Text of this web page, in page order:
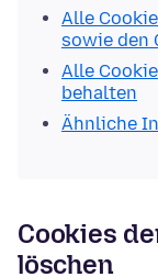
Alle
sowie den
Alle
behalten
Ähnliche
Cookies
löschen